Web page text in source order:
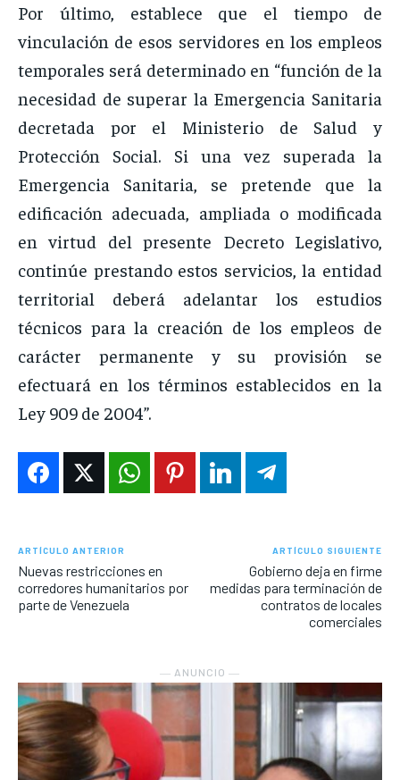
Por último, establece que el tiempo de
vinculación de esos servidores en los empleos
temporales será determinado en “función de la
necesidad de superar la Emergencia Sanitaria
decretada por el Ministerio de Salud y
Protección Social. Si una vez superada la
Emergencia Sanitaria, se pretende que la
edificación adecuada, ampliada o modificada
en virtud del presente Decreto Legislativo,
continúe prestando estos servicios, la entidad
territorial deberá adelantar los estudios
técnicos para la creación de los empleos de
carácter permanente y su provisión se
efectuará en los términos establecidos en la
Ley 909 de 2004”.
ARTÍCULO ANTERIOR
Nuevas restricciones en
corredores humanitarios por
parte de Venezuela
ARTÍCULO SIGUIENTE
Gobierno deja en firme
medidas para terminación de
contratos de locales
comerciales
― ANUNCIO ―